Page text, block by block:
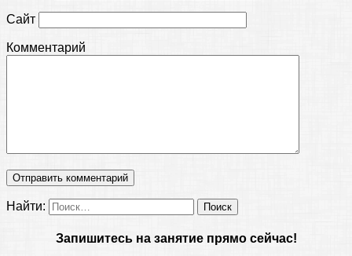
Сайт
Комментарий
Найти:
Запишитесь на занятие прямо сейчас!